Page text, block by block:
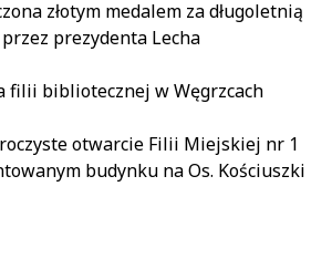
złotym medalem za długoletnią
prezydenta Lecha
filii bibliotecznej w Węgrzcach
otwarcie Filii Miejskiej nr 1
budynku na Os. Kościuszki